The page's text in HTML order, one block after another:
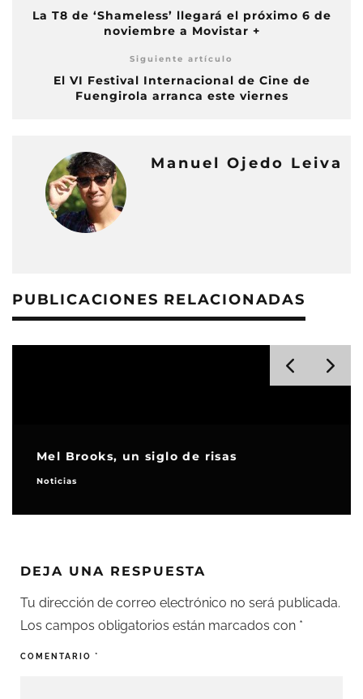
La T8 de ‘Shameless’ llegará el próximo 6 de
noviembre a Movistar +
Siguiente artículo
El VI Festival Internacional de Cine de
Fuengirola arranca este viernes
Manuel Ojedo Leiva
PUBLICACIONES RELACIONADAS
Mel Brooks, un siglo de risas
Noticias
DEJA UNA RESPUESTA
Tu dirección de correo electrónico no será publicada.
Los campos obligatorios están marcados con *
COMENTARIO *